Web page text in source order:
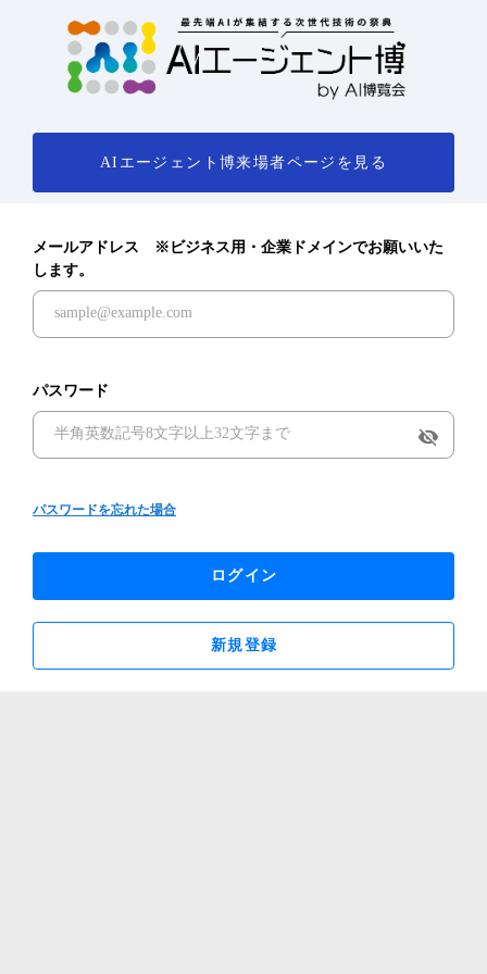
AIエージェント博来場者ページを見る
メールアドレス ※ビジネス用・企業ドメインでお願いいた
します。
パスワード
visibility_off
パスワードを忘れた場合
ログイン
新規登録